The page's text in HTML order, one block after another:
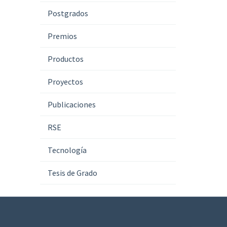
Postgrados
Premios
Productos
Proyectos
Publicaciones
RSE
Tecnología
Tesis de Grado